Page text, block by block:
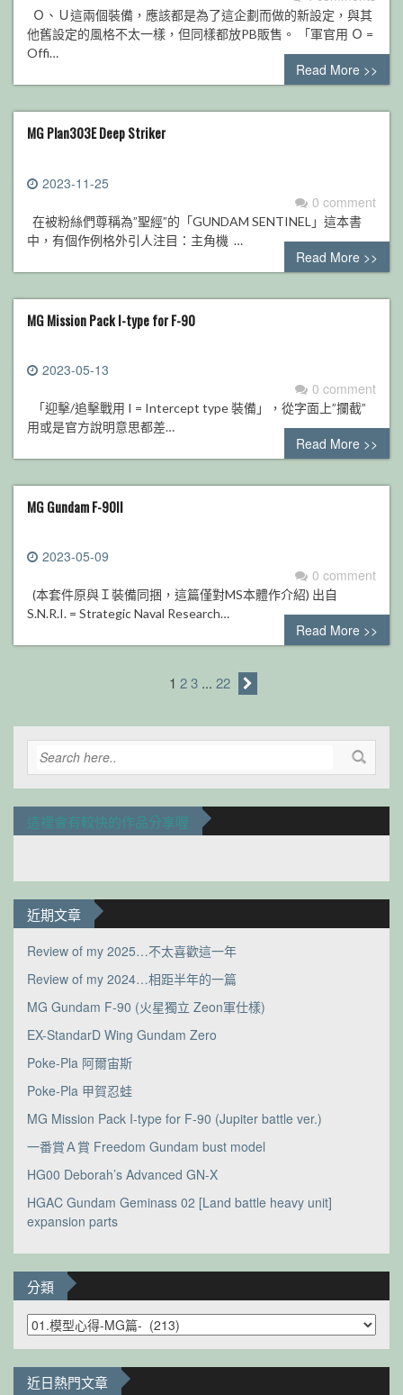
Ｏ、Ｕ這兩個裝備，應該都是為了這企劃而做的新設定，與其
他舊設定的風格不太一樣，但同樣都放PB販售。 「軍官用 Ｏ =
Offi…
Read More >>
MG Plan303E Deep Striker
2023-11-25
0 comment
在被粉絲們尊稱為”聖經”的「GUNDAM SENTINEL」這本書
中，有個作例格外引人注目：主角機 …
Read More >>
MG Mission Pack I-type for F-90
2023-05-13
0 comment
「迎擊/追擊戰用 I = Intercept type 裝備」，從字面上”攔截”
用或是官方說明意思都差…
Read More >>
MG Gundam F-90II
2023-05-09
0 comment
(本套件原與Ｉ裝備同捆，這篇僅對MS本體作介紹) 出自
S.N.R.I. = Strategic Naval Research…
Read More >>
1 2 3 ... 22
這裡會有較快的作品分享喔
近期文章
Review of my 2025…不太喜歡這一年
Review of my 2024…相距半年的一篇
MG Gundam F-90 (火星獨立 Zeon軍仕樣)
EX-StandarD Wing Gundam Zero
Poke-Pla 阿爾宙斯
Poke-Pla 甲賀忍蛙
MG Mission Pack I-type for F-90 (Jupiter battle ver.)
一番賞Ａ賞 Freedom Gundam bust model
HG00 Deborah’s Advanced GN-X
HGAC Gundam Geminass 02 [Land battle heavy unit]
expansion parts
分類
分
類
近日熱門文章